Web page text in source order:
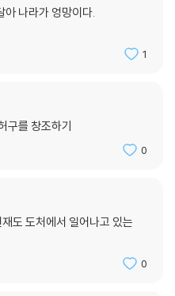
배어 있었다.
못하는 소년으로 새롭게 시작하
난 지금 우리에게, “잘못 뽑은 대통
번 끔찍한 예언이자 악몽을 보여
. _뉴요커
불러일으킨 논란의 합보다 더 큰
을 썼다. 살아 있는 모든 이의 피부
는 작가는 없다. _가디언
력하다. 심오하고 창의적이고 끔
아 나라가 엉망이다.
1
구를 창조하기
0
도 도처에서 일어나고 있는
0